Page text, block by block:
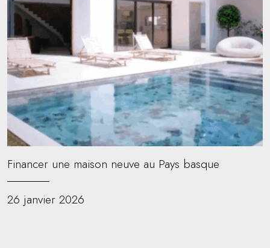
Financer une maison neuve au Pays basque
26 janvier 2026